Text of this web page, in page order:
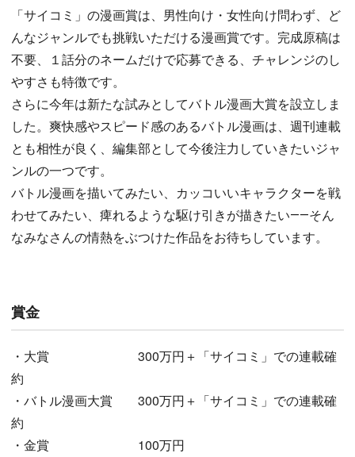
「サイコミ」の漫画賞は、男性向け・女性向け問わず、ど
んなジャンルでも挑戦いただける漫画賞です。完成原稿は
不要、１話分のネームだけで応募できる、チャレンジのし
やすさも特徴です。
さらに今年は新たな試みとしてバトル漫画大賞を設立しま
した。爽快感やスピード感のあるバトル漫画は、週刊連載
とも相性が良く、編集部として今後注力していきたいジャ
ンルの一つです。
バトル漫画を描いてみたい、カッコいいキャラクターを戦
わせてみたい、痺れるような駆け引きが描きたい――そん
なみなさんの情熱をぶつけた作品をお待ちしています。
賞金
・大賞 300万円＋「サイコミ」での連載確
約
・バトル漫画大賞 300万円＋「サイコミ」での連載確
約
・金賞 100万円